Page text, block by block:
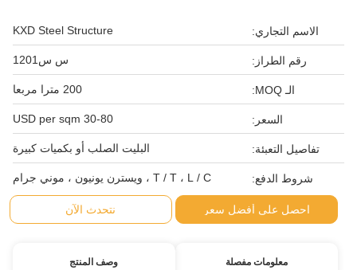
الاسم التجاري: KXD Steel Structure
رقم الطراز: س س1201
الـ MOQ: 200 مترا مربعا
السعر: 30-80 USD per sqm
تفاصيل التعبئة: البليت الصلب أو بكميات كبيرة
شروط الدفع: T / T ، L / C ، ويسترن يونيون ، موني جرام
احصل على أفضل سعر نتحدث الآن
معلومات مفصلة وصف المنتج